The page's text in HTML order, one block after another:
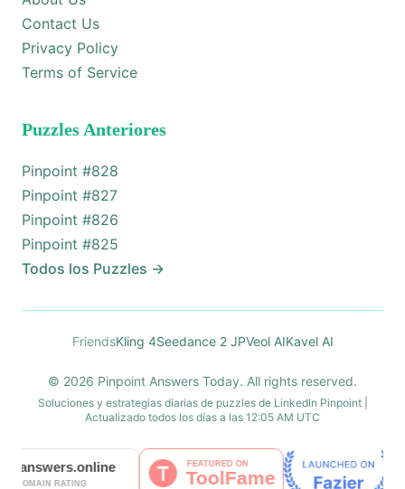
Contact Us
Privacy Policy
Terms of Service
Puzzles Anteriores
Pinpoint #828
Pinpoint #827
Pinpoint #826
Pinpoint #825
Todos los Puzzles →
FriendsKling 4Seedance 2 JPVeol AIKavel AI
© 2026 Pinpoint Answers Today. All rights reserved.
Soluciones y estrategias diarias de puzzles de LinkedIn Pinpoint |
Actualizado todos los días a las 12:05 AM UTC